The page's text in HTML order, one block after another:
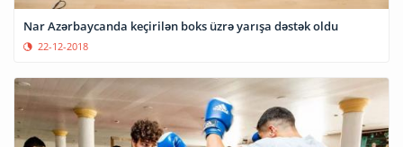
Nar Azərbaycanda keçirilən boks üzrə yarışa dəstək oldu
22-12-2018